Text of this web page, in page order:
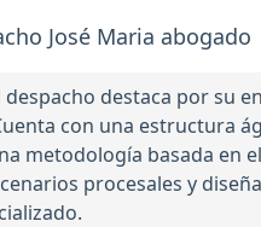
José Maria abogado
destaca por su
con una estructura
metodología basada en
procesales y